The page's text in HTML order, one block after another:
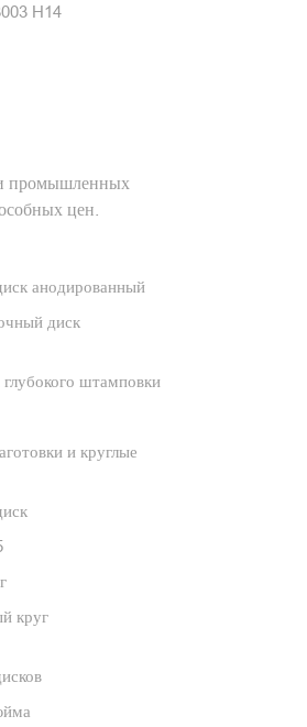
H14
промышленных
цен.
анодированный
диск
штамповки
и круглые
круг